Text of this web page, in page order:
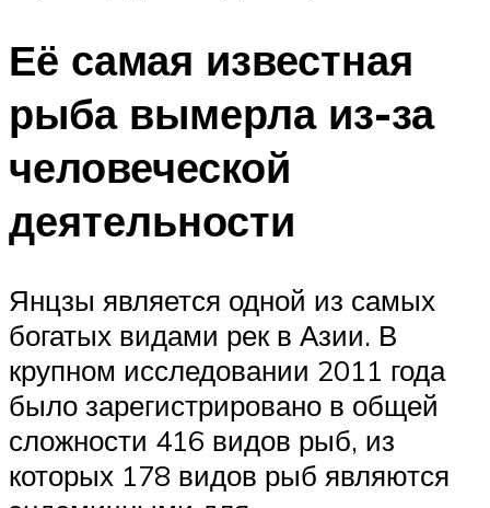
Её самая известная
рыба вымерла из-за
человеческой
деятельности
Янцзы является одной из самых
богатых видами рек в Азии. В
крупном исследовании 2011 года
было зарегистрировано в общей
сложности 416 видов рыб, из
которых 178 видов рыб являются